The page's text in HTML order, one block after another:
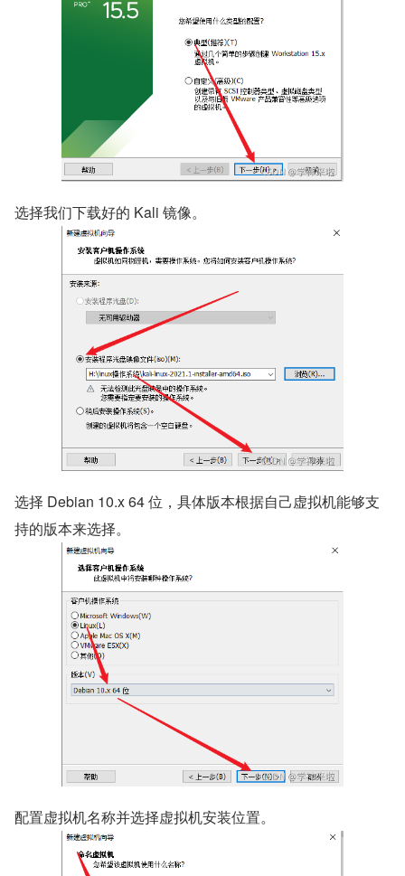
选择我们下载好的 Kali 镜像。
选择 Debian 10.x 64 位，具体版本根据自己虚拟机能够支
持的版本来选择。
配置虚拟机名称并选择虚拟机安装位置。